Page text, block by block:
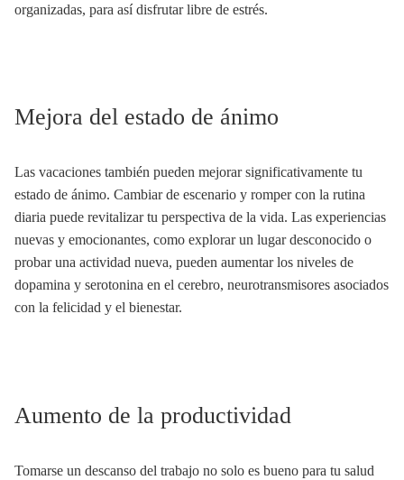
organizadas, para así disfrutar libre de estrés.
Mejora del estado de ánimo
Las vacaciones también pueden mejorar significativamente tu
estado de ánimo. Cambiar de escenario y romper con la rutina
diaria puede revitalizar tu perspectiva de la vida. Las experiencias
nuevas y emocionantes, como explorar un lugar desconocido o
probar una actividad nueva, pueden aumentar los niveles de
dopamina y serotonina en el cerebro, neurotransmisores asociados
con la felicidad y el bienestar.
Aumento de la productividad
Tomarse un descanso del trabajo no solo es bueno para tu salud